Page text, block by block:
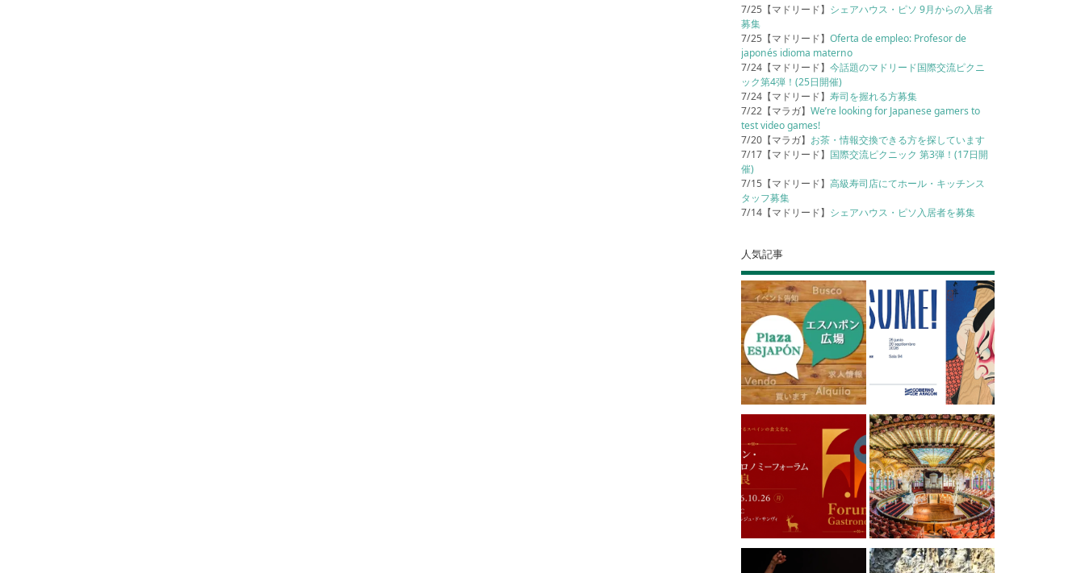
7/25【マドリード】 シェアハウス・ピソ 9月からの入居者
募集
7/25【マドリード】Oferta de empleo: Profesor de
japonés idioma materno
7/24【マドリード】今話題のマドリード国際交流ピクニ
ック第4弾！(25日開催)
7/24【マドリード】寿司を握れる方募集
7/22【マラガ】We’re looking for Japanese gamers to
test video games!
7/20【マラガ】 お茶・情報交換できる方を探しています
7/17【マドリード】 国際交流ピクニック 第3弾！(17日開
催)
7/15【マドリード】高級寿司店にてホール・キッチンス
タッフ募集
7/14【マドリード】 シェアハウス・ピソ入居者を募集
人気記事